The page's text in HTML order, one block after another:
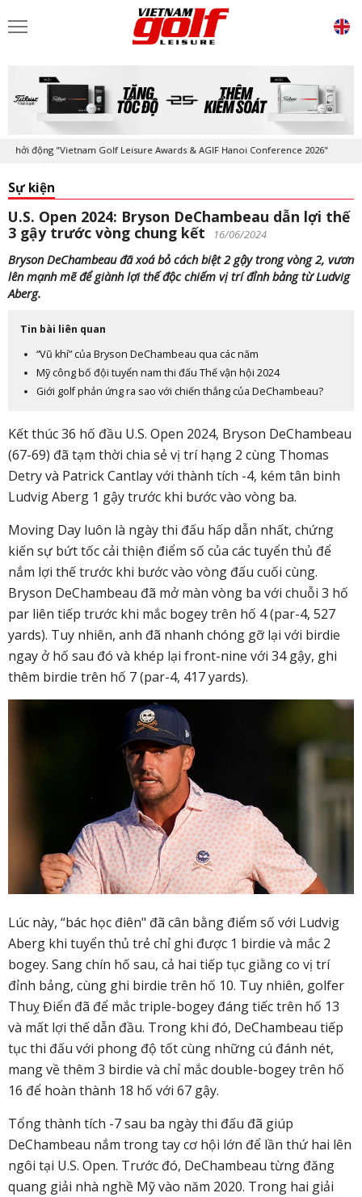
động "Vietnam Golf Leisure Awards & AGIF Hanoi Conference 2026"
Sự kiện
U.S. Open 2024: Bryson DeChambeau dẫn lợi thế
3 gậy trước vòng chung kết
16/06/2024
Bryson DeChambeau đã xoá bỏ cách biệt 2 gậy trong vòng 2, vươn
lên mạnh mẽ để giành lợi thế độc chiếm vị trí đỉnh bảng từ Ludvig
Aberg.
Tin bài liên quan
“Vũ khí” của Bryson DeChambeau qua các năm
Mỹ công bố đội tuyển nam thi đấu Thế vận hội 2024
Giới golf phản ứng ra sao với chiến thắng của DeChambeau?
Kết thúc 36 hố đầu U.S. Open 2024, Bryson DeChambeau
(67-69) đã tạm thời chia sẻ vị trí hạng 2 cùng Thomas
Detry và Patrick Cantlay với thành tích -4, kém tân binh
Ludvig Aberg 1 gậy trước khi bước vào vòng ba.
Moving Day luôn là ngày thi đấu hấp dẫn nhất, chứng
kiến sự bứt tốc cải thiện điểm số của các tuyển thủ để
nắm lợi thế trước khi bước vào vòng đấu cuối cùng.
Bryson DeChambeau đã mở màn vòng ba với chuỗi 3 hố
par liên tiếp trước khi mắc bogey trên hố 4 (par-4, 527
yards). Tuy nhiên, anh đã nhanh chóng gỡ lại với birdie
ngay ở hố sau đó và khép lại front-nine với 34 gậy, ghi
thêm birdie trên hố 7 (par-4, 417 yards).
Lúc này, “bác học điên" đã cân bằng điểm số với Ludvig
Aberg khi tuyển thủ trẻ chỉ ghi được 1 birdie và mắc 2
bogey. Sang chín hố sau, cả hai tiếp tục giằng co vị trí
đỉnh bảng, cùng ghi birdie trên hố 10. Tuy nhiên, golfer
Thuỵ Điển đã để mắc triple-bogey đáng tiếc trên hố 13
và mất lợi thế dẫn đầu. Trong khi đó, DeChambeau tiếp
tục thi đấu với phong độ tốt cùng những cú đánh nét,
mang về thêm 3 birdie và chỉ mắc double-bogey trên hố
16 để hoàn thành 18 hố với 67 gậy.
Tổng thành tích -7 sau ba ngày thi đấu đã giúp
DeChambeau nắm trong tay cơ hội lớn để lần thứ hai lên
ngôi tại U.S. Open. Trước đó, DeChambeau từng đăng
quang giải nhà nghề Mỹ vào năm 2020. Trong hai giải